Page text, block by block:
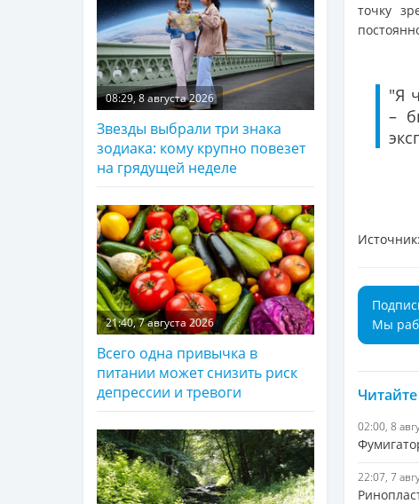
точку
"Я
–
Источник:
Мы
02:00, 8
22:07, 7
08:29, 8 августа 2026
Звезды выбрали три знака
зодиака: кому крупно повезет
на грядущей неделе
21:40, 7 августа 2026
Всего одна привычка в
питании может снизить риск
депрессии и тревоги